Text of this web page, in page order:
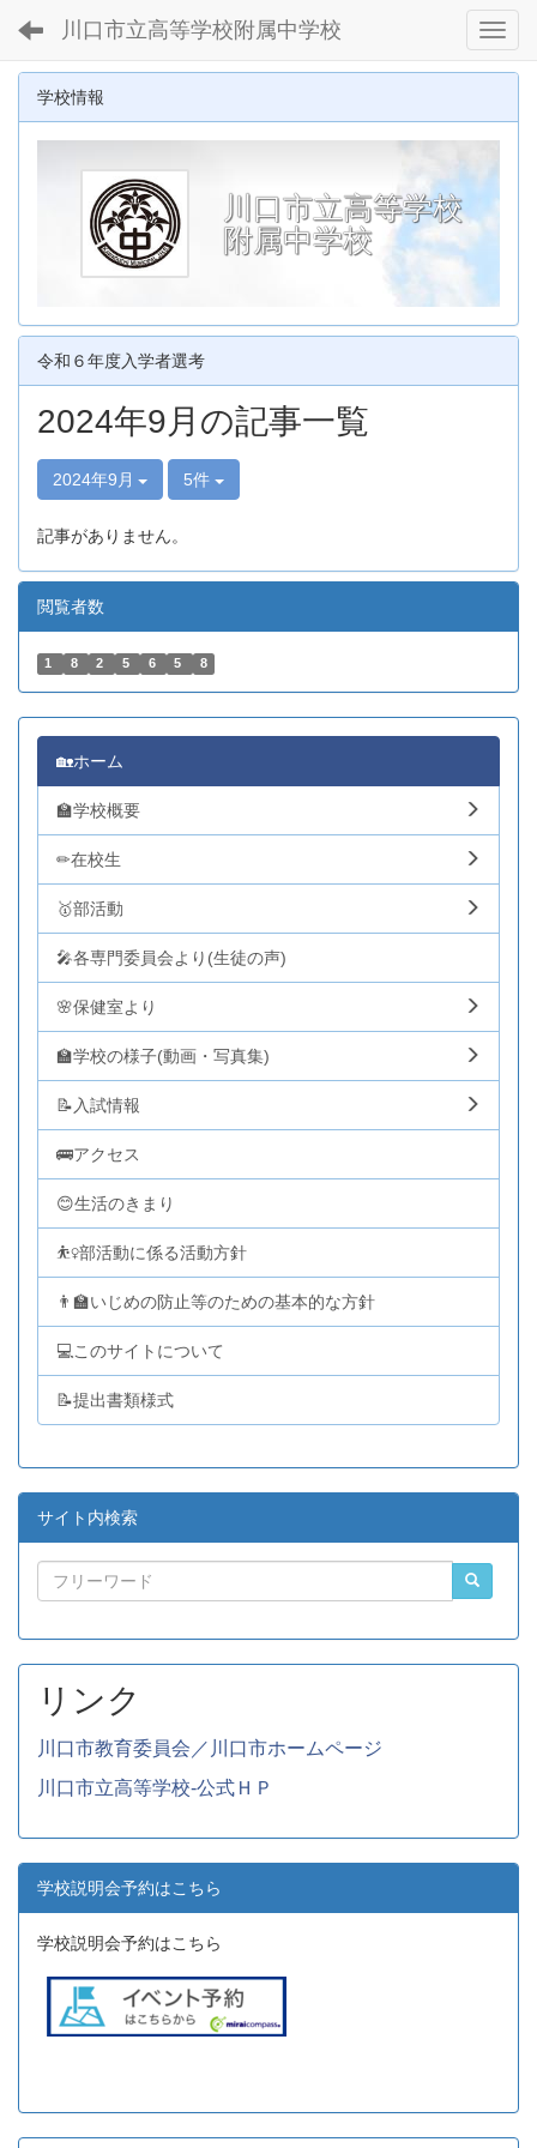
川口市立高等学校附属中学校
学校情報
川口市立高等学校
附属中学校
令和６年度入学者選考
2024年9月の記事一覧
2024年9月 5件
記事がありません。
閲覧者数
1 8 2 5 6 5 8
🏡ホーム
🏫学校概要
✏在校生
🥇部活動
🎤各専門委員会より(生徒の声)
🌸保健室より
🏫学校の様子(動画・写真集)
📝入試情報
🚌アクセス
😊生活のきまり
⛹️‍♀️部活動に係る活動方針
👨‍🏫いじめの防止等のための基本的な方針
💻このサイトについて
📝提出書類様式
サイト内検索
リンク
川口市教育委員会／川口市ホームページ
川口市立高等学校-公式ＨＰ
学校説明会予約はこちら
学校説明会予約はこちら